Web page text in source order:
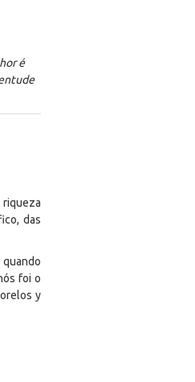
é
das
quando
foi o
y